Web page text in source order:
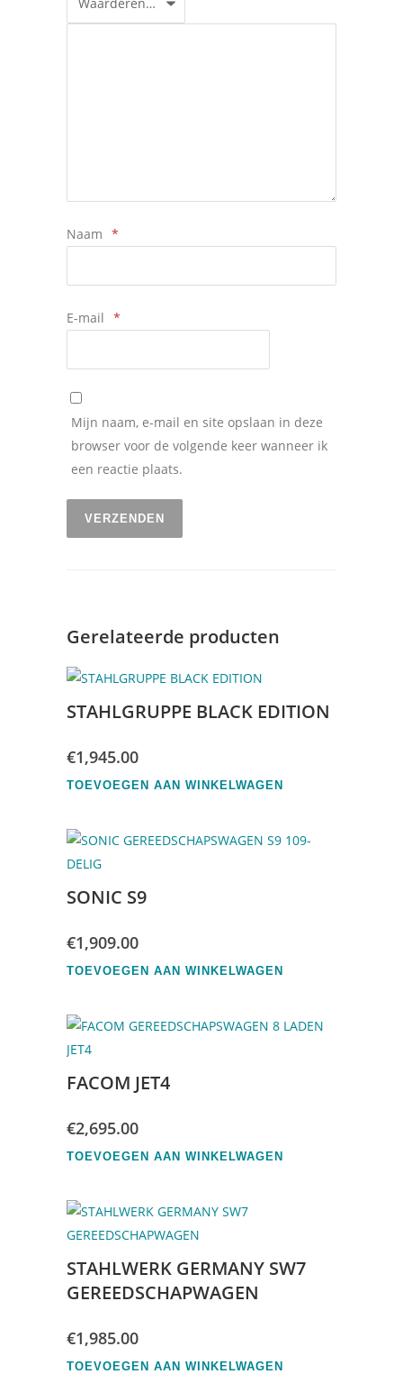
Naam *
E-mail *
Mijn naam, e-mail en site opslaan in deze
browser voor de volgende keer wanneer ik
een reactie plaats.
Gerelateerde producten
STAHLGRUPPE BLACK EDITION
€1,945.00
TOEVOEGEN AAN WINKELWAGEN
SONIC S9
€1,909.00
TOEVOEGEN AAN WINKELWAGEN
FACOM JET4
€2,695.00
TOEVOEGEN AAN WINKELWAGEN
STAHLWERK GERMANY SW7
GEREEDSCHAPWAGEN
€1,985.00
TOEVOEGEN AAN WINKELWAGEN